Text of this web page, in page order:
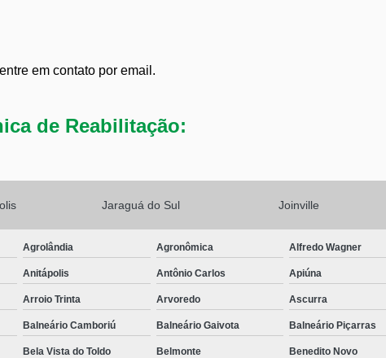
em contato por email.
de Reabilitação:
Jaraguá do Sul Joinville
Agrolândia Agronômica Alfredo Wagner
Anitápolis Antônio Carlos Apiúna
Arroio Trinta Arvoredo Ascurra
Balneário Camboriú Balneário Gaivota Balneário Piçarras
Bela Vista do Toldo Belmonte Benedito Novo